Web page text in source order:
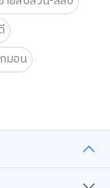
อจิตวิทยา
ามรู้
ยสืบสวน-ลี้ลับ
มอน